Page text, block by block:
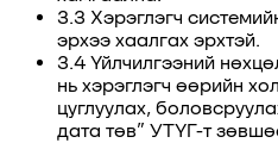
3.3 Хэрэглэгч
эрхээ хаалгах эрхтэй.
3.4 Үйлчилгээний
нь хэрэглэгч өөрийн
цуглуулах,
дата төв” УТҮГ-т